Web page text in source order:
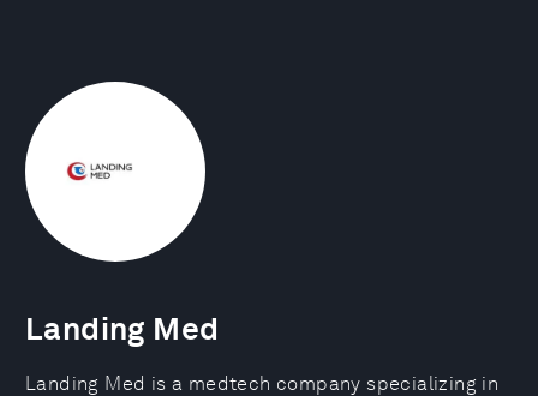
Landing Med
Landing Med is a medtech company specializing in